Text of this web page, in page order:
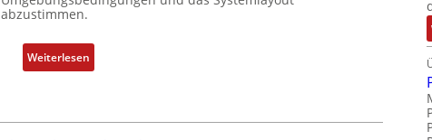
n
m
e
u
t
P
e
r
p
abzustimmen.
Weiterlesen:
F